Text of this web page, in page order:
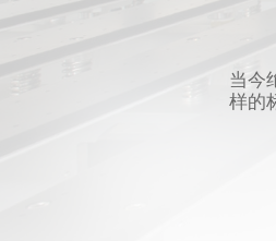
当今
样的